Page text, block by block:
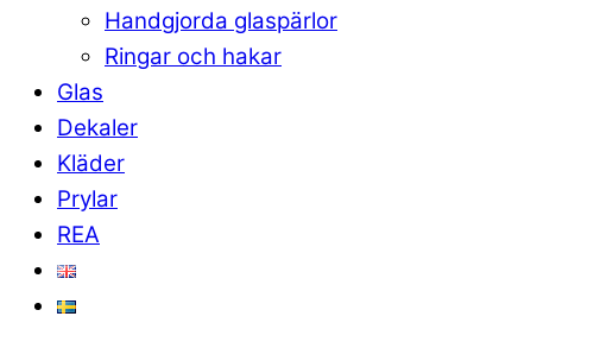
Handgjorda glaspärlor
Ringar och hakar
Glas
Dekaler
Kläder
Prylar
REA